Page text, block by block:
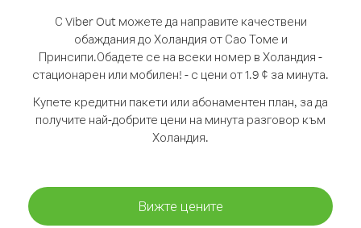
С Viber Out можете да направите качествени
обаждания до Холандия от Сао Томе и
Принсипи.Обадете се на всеки номер в Холандия -
стационарен или мобилен! - с цени от 1.9 ¢ за минута.
Купете кредитни пакети или абонаментен план, за да
получите най-добрите цени на минута разговор към
Холандия.
Вижте цените